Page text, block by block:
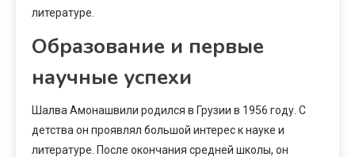
литературе.
Образование и первые
научные успехи
Шалва Амонашвили родился в Грузии в 1956 году. С
детства он проявлял большой интерес к науке и
литературе. После окончания средней школы, он